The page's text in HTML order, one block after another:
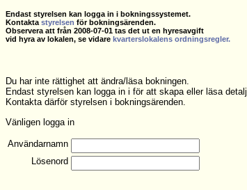
Endast styrelsen kan logga in i bokningssystemet.
Kontaktastyrelsen för bokningsärenden.
Observera att från 2008-07-01 tas det ut en hyresavgift
vid hyra av lokalen, se vidare kvarterslokalens ordningsregler.
Du har inte rättighet att ändra/läsa bokningen.
Endast styrelsen kan logga in i för att skapa eller läsa
Kontakta därför styrelsen i bokningsärenden.
Vänligen logga in
Användarnamn
Lösenord